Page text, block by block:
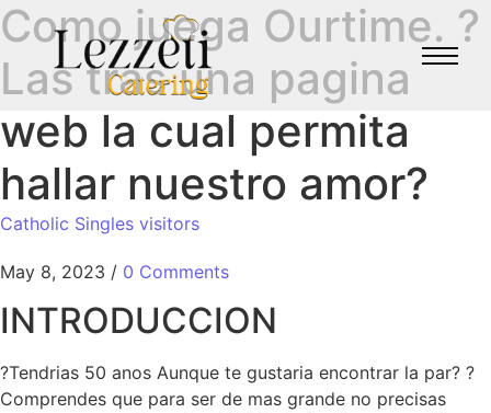
Como juega Ourtime. ?
Las tras una pagina
web la cual permita
hallar nuestro amor?
Catholic Singles visitors
May 8, 2023 / 0 Comments
INTRODUCCION
?Tendri­as 50 anos Aunque te gustaria encontrar la par? ?
Comprendes que para ser de mas grande no precisas